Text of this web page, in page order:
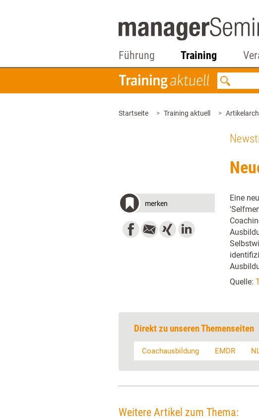
Führung Training
Startseite Training aktuell
merken
Eine
Quelle:
Direkt zu unseren Themenseiten
Coachausbildung EMDR
Weitere Artikel zum Thema: